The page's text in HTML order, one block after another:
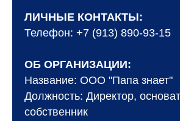
ЛИЧНЫЕ КОНТАКТЫ:
Телефон: +7 (913) 890-93-15
ОБ ОРГАНИЗАЦИИ:
Название: ООО "Папа знает"
Должность: Директор,
собственник